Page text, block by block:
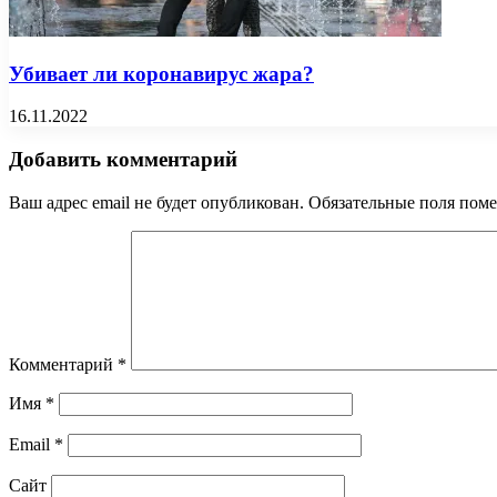
Убивает ли коронавирус жара?
16.11.2022
Добавить комментарий
Ваш адрес email не будет опубликован. Обязательные поля
Комментарий *
Имя *
Email *
Сайт